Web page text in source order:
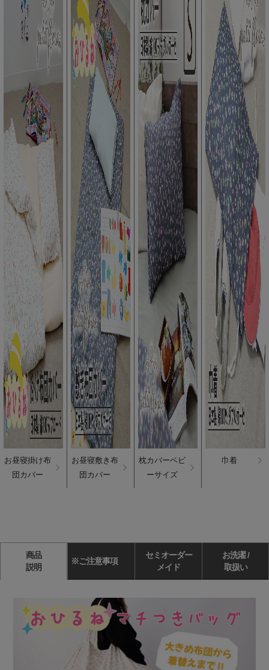
お昼寝掛け布
団カバー
お昼寝敷き布
団カバー
枕カバーベビ
ーサイズ
巾着
商品
説明
※ご注意事項
セミオーダー
メイド
お洗濯 /
取扱い